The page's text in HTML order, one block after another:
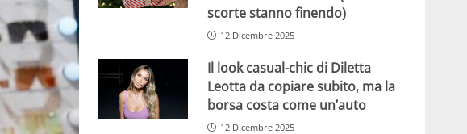
scorte stanno finendo)
12 Dicembre 2025
Il look casual-chic di Diletta
Leotta da copiare subito, ma la
borsa costa come un’auto
12 Dicembre 2025